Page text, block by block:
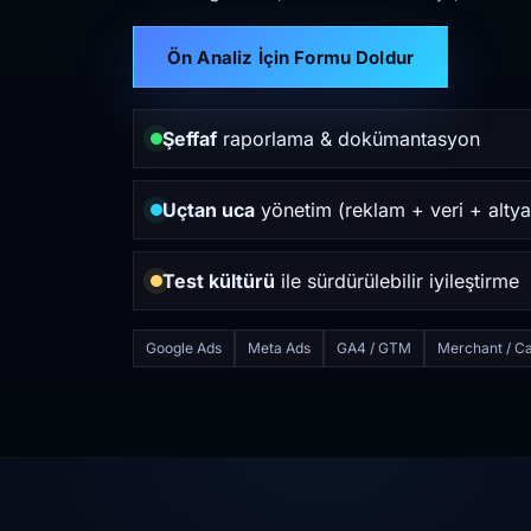
Ön Analiz İçin Formu Doldur
Şeffafraporlama & dokümantasyon
Uçtan uca yönetim (reklam + veri +
Test kültürü ile sürdürülebilir iyileştirme
Google Ads Meta Ads GA4 / GTM Merchant /